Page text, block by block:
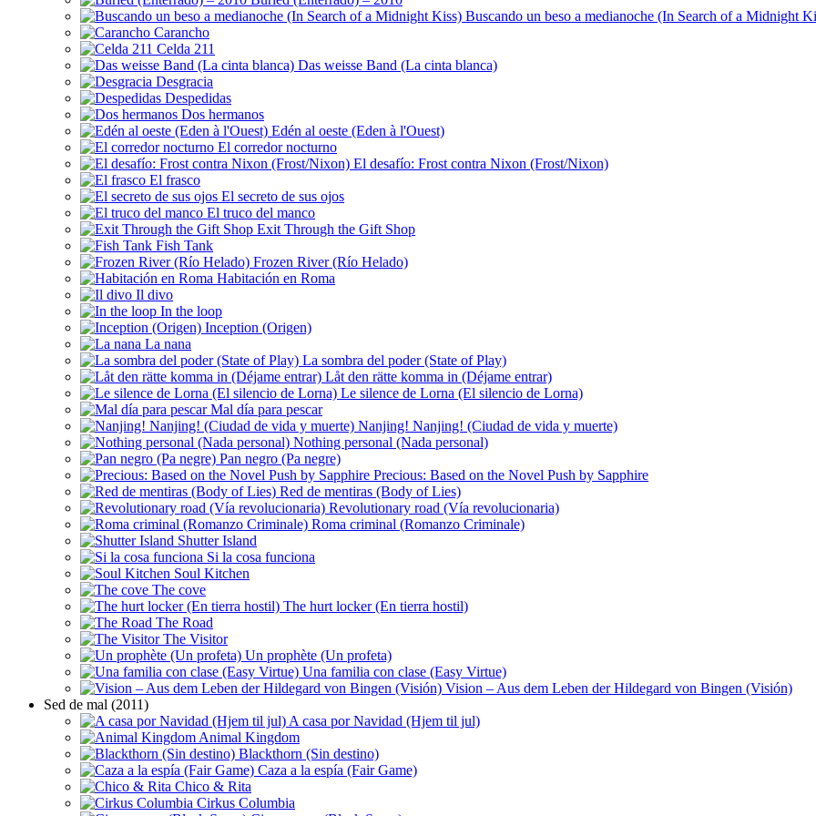
Buscando un beso a medianoche (In Search of a Midnight
Carancho
Celda 211
Das weisse Band (La cinta blanca)
Desgracia
Despedidas
Dos hermanos
Edén al oeste (Eden à l'Ouest)
El corredor nocturno
El desafío: Frost contra Nixon (Frost/Nixon)
El frasco
El secreto de sus ojos
El truco del manco
Exit Through the Gift Shop
Fish Tank
Frozen River (Río Helado)
Habitación en Roma
Il divo
In the loop
Inception (Origen)
La nana
La sombra del poder (State of Play)
Låt den rätte komma in (Déjame entrar)
Le silence de Lorna (El silencio de Lorna)
Mal día para pescar
Nanjing! Nanjing! (Ciudad de vida y muerte)
Nothing personal (Nada personal)
Pan negro (Pa negre)
Precious: Based on the Novel Push by Sapphire
Red de mentiras (Body of Lies)
Revolutionary road (Vía revolucionaria)
Roma criminal (Romanzo Criminale)
Shutter Island
Si la cosa funciona
Soul Kitchen
The cove
The hurt locker (En tierra hostil)
The Road
The Visitor
Un prophète (Un profeta)
Una familia con clase (Easy Virtue)
Vision – Aus dem Leben der Hildegard von Bingen (Visión)
Sed de mal (2011)
A casa por Navidad (Hjem til jul)
Animal Kingdom
Blackthorn (Sin destino)
Caza a la espía (Fair Game)
Chico & Rita
Cirkus Columbia